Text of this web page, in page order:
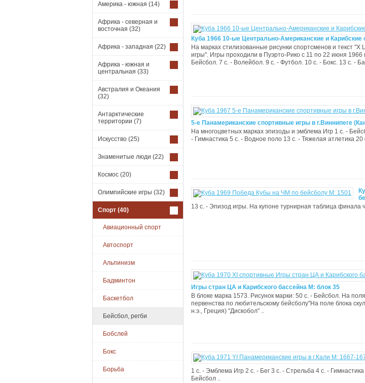
Америка - южная (14)
Африка - северная и
восточная (32)
Африка - западная (22)
Африка - южная и
центральная (33)
Австралия и Океания
(32)
Антарктические
территории (7)
Искусство (25)
Знаменитые люди (22)
Космос (20)
Олимпийские игры (32)
Спорт (40)
Авиационный спорт
Автоспорт
Альпинизм
Бадминтон
Баскетбол
Бейсбол, регби
Бобслей
Бокс
Борьба
Куба 1966 10-ые Центрально-Американские и
На марках стилизованные рисунки спортсменов и текст
игры". Игры проходили в Пуэрто-Рико с 11 по 22 июня 1966
Бейсбол. 7 с. - Волейбол. 9 с. - Футбол. 10 с. - Бокс. 13 с. -
5-е Панамериканские спортивные игры в г.Виннипеге
На многоцветных марках эпизоды и эмблема Игр 1 с. -
- Гимнастика 5 с. - Водное поло 13 с. - Тяжелая атлетика
13 с. - Эпизод игры. На купоне турнирная таблица финала
Игры стран ЦА и Карибского бассейна М: блок 35
В блоке марка 1573. Рисунок марки: 50 с. - Бейсбол. На
первенства по любительскому бейсболу"На поле блока
н.э., Греция) "Дискобол" ..
1 с. - Эмблема Игр 2 с. - Бег 3 с. - Стрельба 4 с. -
Бейсбол ..